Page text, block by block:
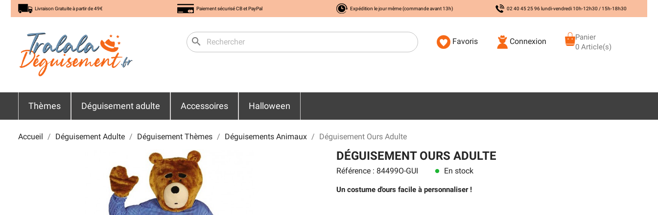
Livraison Gratuite à partir de 49€ Paiement sécurisé CB et PayPal Expédition le jour même (commande avant 13h) 02 40 45 25 96 lundi-vendredi 10h-12h30 / 15h-18h30
search Favoris Connexion
Panier
0 Article(s)
Thèmes Déguisement adulte Accessoires Halloween
Accueil Déguisement Adulte Déguisement Thèmes Déguisements Animaux Déguisement Ours Adulte
DÉGUISEMENT OURS ADULTE
Référence : 84499O-GUI lens En stock
Un costume d'ours facile à personnaliser !